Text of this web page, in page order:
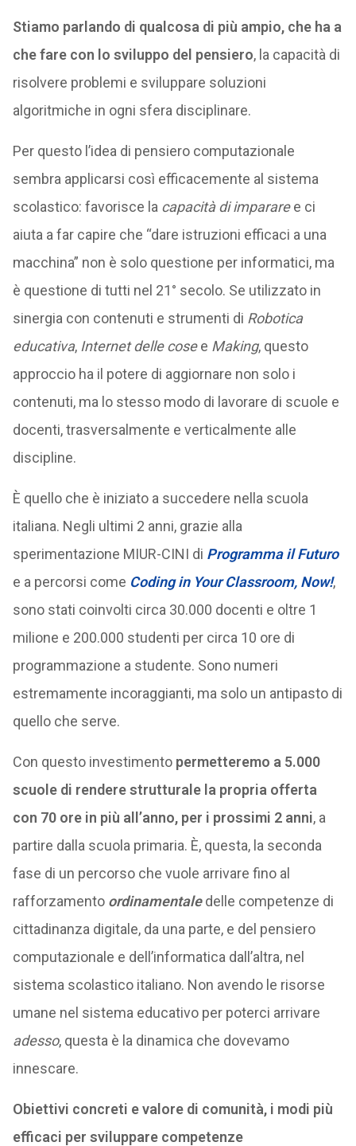
Stiamo parlando di qualcosa di più ampio, che ha a
che fare con lo sviluppo del pensiero, la capacità di
risolvere problemi e sviluppare soluzioni
algoritmiche in ogni sfera disciplinare.
Per questo l’idea di pensiero computazionale
sembra applicarsi così efficacemente al sistema
scolastico: favorisce la capacità di impararee ci
aiuta a far capire che “dare istruzioni efficaci a una
macchina” non è solo questione per informatici, ma
è questione di tutti nel 21° secolo. Se utilizzato in
sinergia con contenuti e strumenti di Robotica
educativa, Internet delle cosee Making, questo
approccio ha il potere di aggiornare non solo i
contenuti, ma lo stesso modo di lavorare di scuole e
docenti, trasversalmente e verticalmente alle
discipline.
È quello che è iniziato a succedere nella scuola
italiana. Negli ultimi 2 anni, grazie alla
sperimentazione MIUR-CINI di Programma il Futuro
e a percorsi come Coding in Your Classroom, Now!,
sono stati coinvolti circa 30.000 docenti e oltre 1
milione e 200.000 studenti per circa 10 ore di
programmazione a studente. Sono numeri
estremamente incoraggianti, ma solo un antipasto di
quello che serve.
Con questo investimento permetteremo a 5.000
scuole di rendere strutturale la propria offerta
con 70 ore in più all’anno, per i prossimi 2 anni, a
partire dalla scuola primaria. È, questa, la seconda
fase di un percorso che vuole arrivare fino al
rafforzamento ordinamentaledelle competenze di
cittadinanza digitale, da una parte, e del pensiero
computazionale e dell’informatica dall’altra, nel
sistema scolastico italiano. Non avendo le risorse
umane nel sistema educativo per poterci arrivare
adesso, questa è la dinamica che dovevamo
innescare.
Obiettivi concreti e valore di comunità, i modi più
efficaci per sviluppare competenze